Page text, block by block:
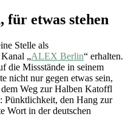
für etwas stehen
Stelle als
„ALEX Berlin“ erhalten.
die Missstände in seinem
nicht nur gegen etwas sein,
Weg zur Halben Katoffl
Pünktlichkeit, den Hang zur
Wort in der deutschen